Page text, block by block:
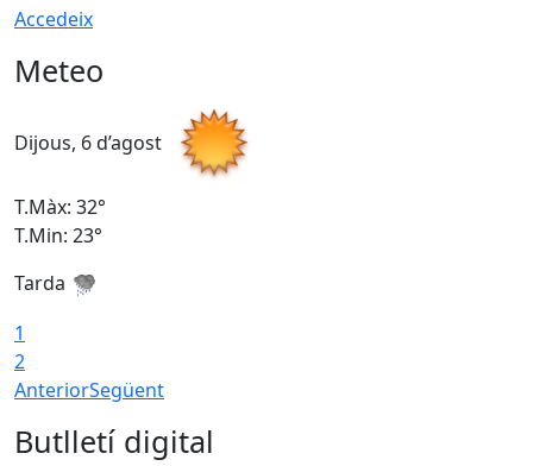
Accedeix
Meteo
Dijous, 6 d’agost
T.Màx: 32°
T.Min: 23°
Tarda
1
2
AnteriorSegüent
Butlletí digital